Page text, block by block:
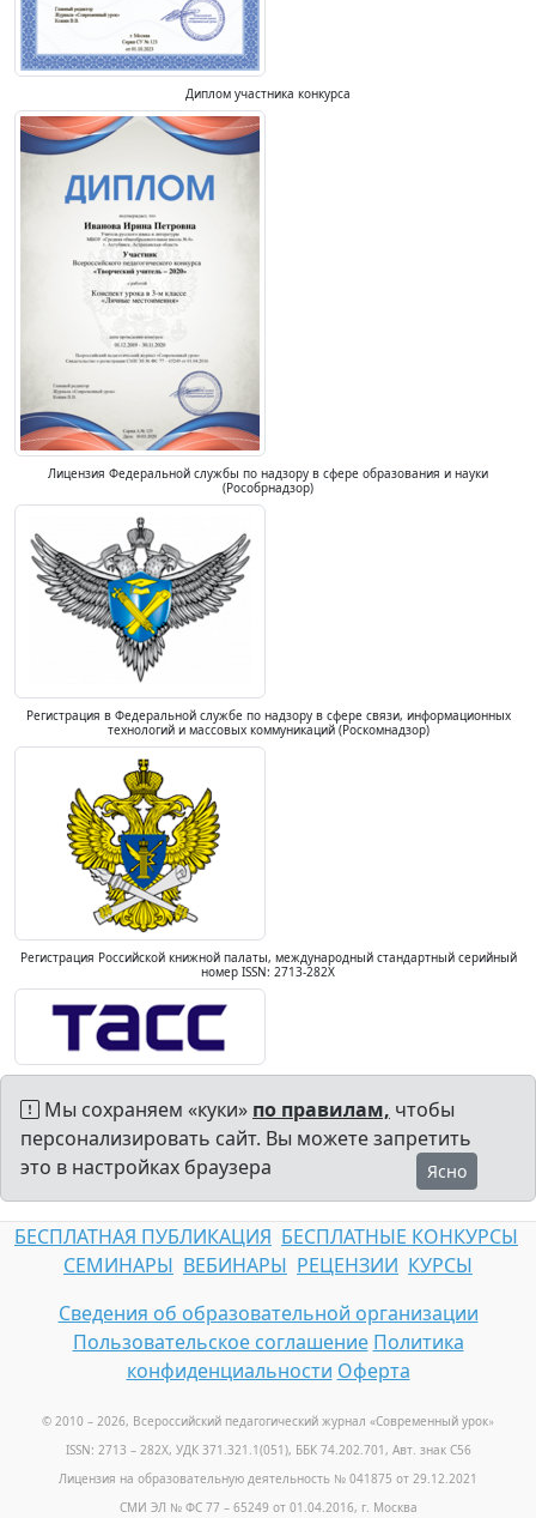
Диплом участника конкурса
Лицензия Федеральной службы по надзору в сфере образования и науки
(Рособрнадзор)
Регистрация в Федеральной службе по надзору в сфере связи, информационных
технологий и массовых коммуникаций (Роскомнадзор)
Регистрация Российской книжной палаты, международный стандартный серийный
номер ISSN: 2713-282X
Мы сохраняем «куки» по правилам, чтобы
персонализировать сайт. Вы можете запретить
это в настройках браузера
Ясно
БЕСПЛАТНАЯ ПУБЛИКАЦИЯ БЕСПЛАТНЫЕ КОНКУРСЫ
СЕМИНАРЫ ВЕБИНАРЫ РЕЦЕНЗИИ КУРСЫ
Сведения об образовательной организации
Пользовательское соглашение Политика
конфиденциальности Оферта
© 2010 – 2026, Всероссийский педагогический журнал «Современный урок»
ISSN: 2713 – 282X, УДК 371.321.1(051), ББК 74.202.701, Авт. знак С56
Лицензия на образовательную деятельность № 041875 от 29.12.2021
СМИ ЭЛ № ФС 77 – 65249 от 01.04.2016, г. Москва